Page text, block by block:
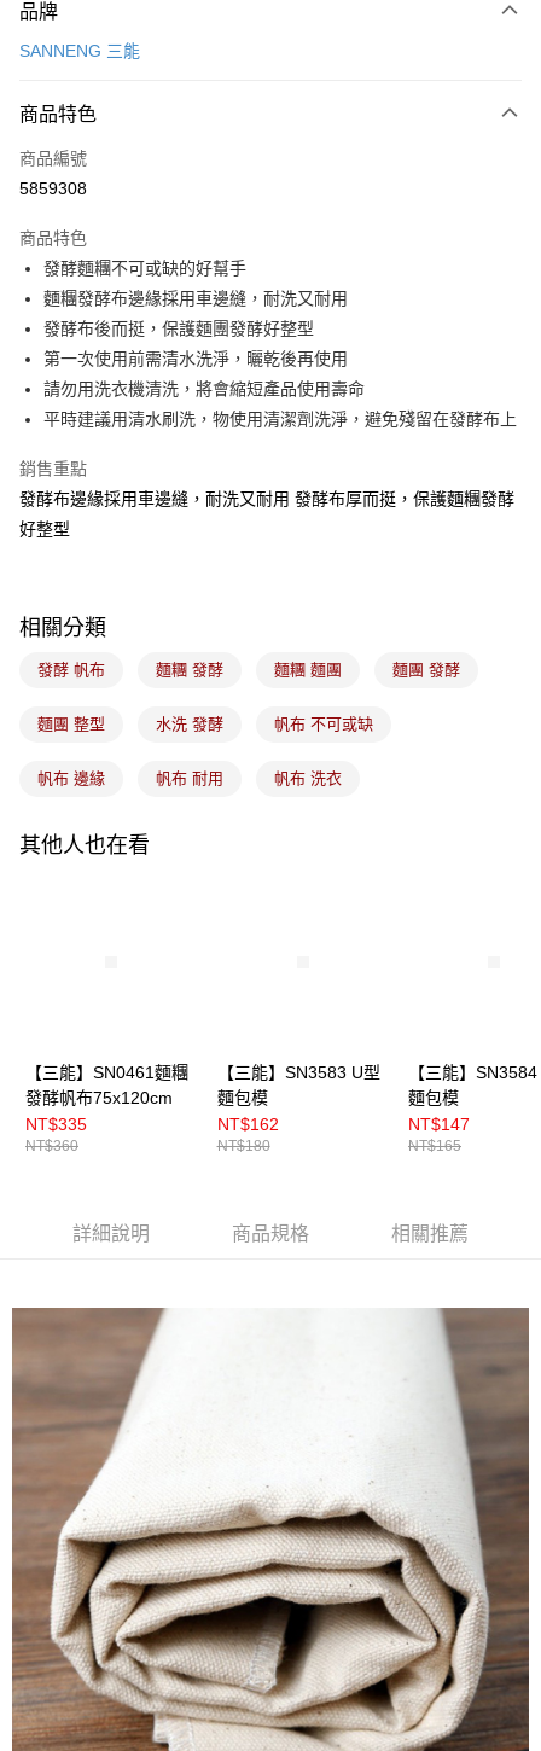
信用卡一次付款
Apple Pay
悠遊付
全盈+PAY
ATM付款
運送方式
7-11取貨(5kg以內，尺寸不超過90cm)
每筆NT$100，滿NT$1,500(含以上)免運費
常溫宅配-(限重20kg以下)
每筆NT$100，滿NT$1,500(含以上)免運費
品牌
SANNENG 三能
商品特色
商品編號
5859308
商品特色
發酵麵糰不可或缺的好幫手
麵糰發酵布邊緣採用車邊縫，耐洗又耐用
發酵布後而挺，保護麵團發酵好整型
第一次使用前需清水洗淨，曬乾後再使用
請勿用洗衣機清洗，將會縮短產品使用壽命
平時建議用清水刷洗，物使用清潔劑洗淨，避免殘留在發酵布上
銷售重點
發酵布邊緣採用車邊縫，耐洗又耐用 發酵布厚而挺，保護麵糰發酵
好整型
相關分類
發酵 帆布 麵糰 發酵 麵糰 麵團 麵團 發酵
麵團 整型 水洗 發酵 帆布 不可或缺
帆布 邊緣 帆布 耐用 帆布 洗衣
其他人也在看
【三能】SN0461麵糰
發酵帆布75x120cm
NT$335
NT$360
【三能】SN3583 U型
麵包模
NT$162
NT$180
【三能】
麵包模
NT$147
NT$165
詳細說明 商品規格 相關推薦